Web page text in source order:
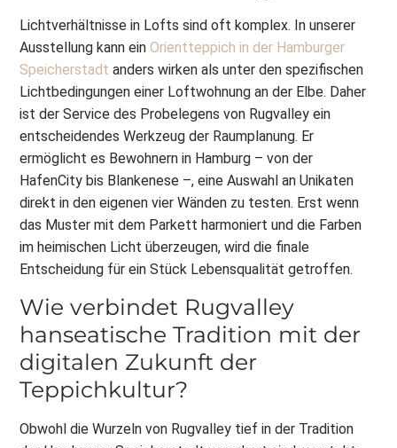
Lichtverhältnisse in Lofts sind oft komplex. In unserer
Ausstellung kann einOrientteppich in der Hamburger
Speicherstadtanders wirken als unter den spezifischen
Lichtbedingungen einer Loftwohnung an der Elbe. Daher
ist der Service des Probelegens von Rugvalley ein
entscheidendes Werkzeug der Raumplanung. Er
ermöglicht es Bewohnern in Hamburg – von der
HafenCity bis Blankenese –, eine Auswahl an Unikaten
direkt in den eigenen vier Wänden zu testen. Erst wenn
das Muster mit dem Parkett harmoniert und die Farben
im heimischen Licht überzeugen, wird die finale
Entscheidung für ein Stück Lebensqualität getroffen.
Wie verbindet Rugvalley
hanseatische Tradition mit der
digitalen Zukunft der
Teppichkultur?
Obwohl die Wurzeln von Rugvalley tief in der Tradition